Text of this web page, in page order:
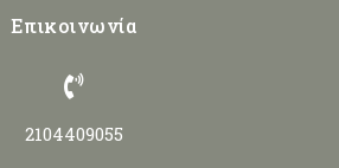
Επικοινωνία
2104409055